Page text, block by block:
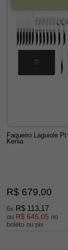
Faqueiro Laguiole
Kenia
R$ 679,00
6x R$ 113,17
ou R$ 645,05 no
boleto ou pix